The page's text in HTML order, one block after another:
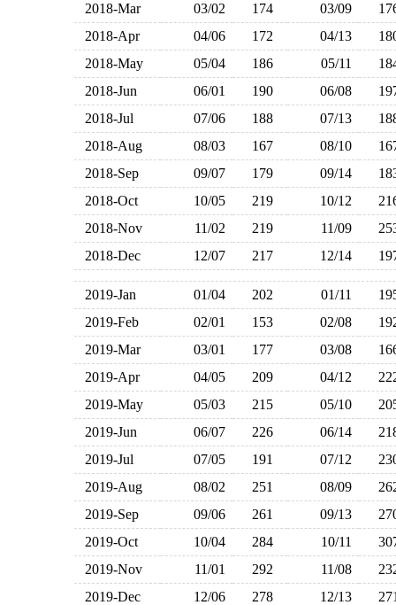
2018-Mar
03/02 174 03/09
2018-Apr
04/06 172 04/13
2018-May
05/04 186 05/11
2018-Jun
06/01 190 06/08
2018-Jul
07/06 188 07/13
2018-Aug
08/03 167 08/10
2018-Sep
09/07 179 09/14
2018-Oct
10/05 219 10/12
2018-Nov
11/02 219 11/09
2018-Dec
12/07 217 12/14
2019-Jan 01/04 202 01/11
2019-Feb
02/01 153 02/08
2019-Mar
03/01 177 03/08
2019-Apr
04/05 209 04/12
2019-May
05/03 215 05/10
2019-Jun
06/07 226 06/14
2019-Jul
07/05 191 07/12
2019-Aug
08/02 251 08/09
2019-Sep
09/06 261 09/13
2019-Oct
10/04 284 10/11
2019-Nov
11/01 292 11/08
2019-Dec
12/06 278 12/13